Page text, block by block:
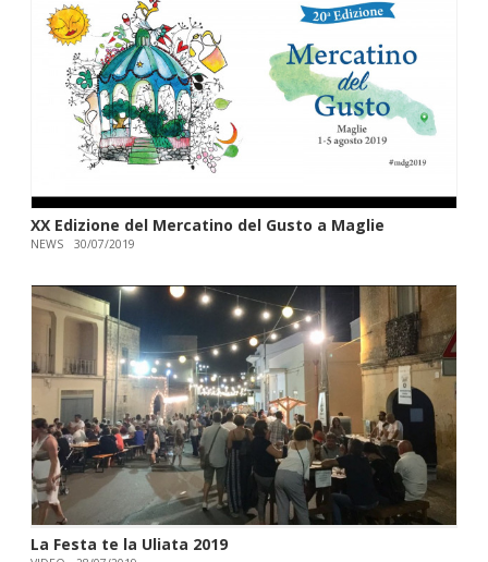
XX Edizione del Mercatino del Gusto a Maglie
NEWS 30/07/2019
La Festa te la Uliata 2019